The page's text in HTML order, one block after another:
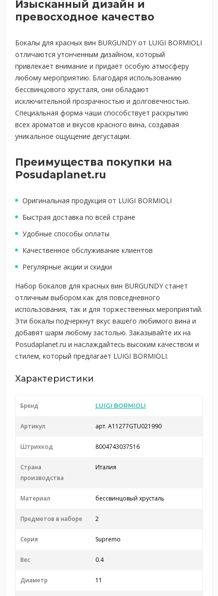
Изысканный дизайн и
превосходное качество
Бокалы для красных вин BURGUNDY от LUIGI BORMIOLI
отличаются утонченным дизайном, который
привлекает внимание и придаёт особую атмосферу
любому мероприятию. Благодаря использованию
бессвинцового хрусталя, они обладают
исключительной прозрачностью и долговечностью.
Специальная форма чаши способствует раскрытию
всех ароматов и вкусов красного вина, создавая
уникальное ощущение дегустации.
Преимущества покупки на
Posudaplanet.ru
Оригинальная продукция от LUIGI BORMIOLI
Быстрая доставка по всей стране
Удобные способы оплаты
Качественное обслуживание клиентов
Регулярные акции и скидки
Набор бокалов для красных вин BURGUNDY станет
отличным выбором как для повседневного
использования, так и для торжественных мероприятий.
Эти бокалы подчеркнут вкус вашего любимого вина и
добавят шарм любому застолью. Заказывайте их на
Posudaplanet.ru и наслаждайтесь высоким качеством и
стилем, который предлагает LUIGI BORMIOLI.
Характеристики
Бренд LUIGI BORMIOLI
Артикул арт. A11277GTU021990
Штрихкод 8004743037516
Страна
производства
Италия
Материал бессвинцовый хрусталь
Предметов в наборе 2
Серия Supremo
Вес 0.4
Диаметр 11